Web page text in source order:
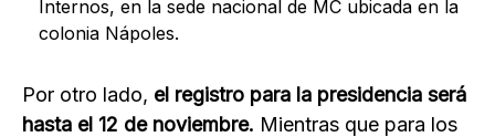
Internos, en la sede nacional de MC ubicada en la
colonia Nápoles.
Por otro lado, el registro para la presidencia será
hasta el 12 de noviembre. Mientras que para los